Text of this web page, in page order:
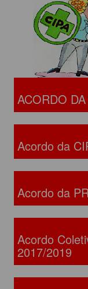
ACORDO
Acordo da
Acordo da
Acordo
2017/2019